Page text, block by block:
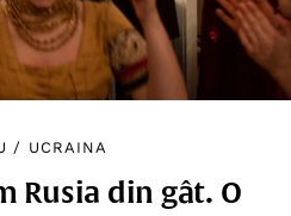
/ UCRAINA
Rusia din gât. O